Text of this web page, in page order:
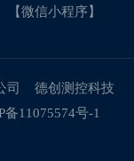
【微信小程序】
德创测控科技
司
备11075574号-1